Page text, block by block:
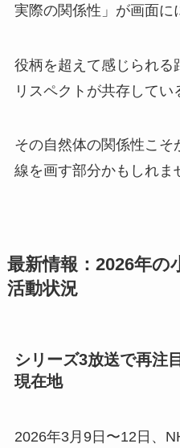
実際の関係性」が画面に
役柄を超えて感じられる
リスペクトが共存してい
その自然体の関係性こそ
線を画す部分かもしれま
最新情報：2026年の
活動状況
シリーズ3放送で再注
現在地
2026年3月9日〜12日、